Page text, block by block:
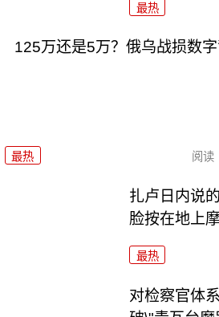
最热
125万还是5万？俄乌战损数
最热 阅读
扎卢日内说
脸按在地上
最热
对检察官体